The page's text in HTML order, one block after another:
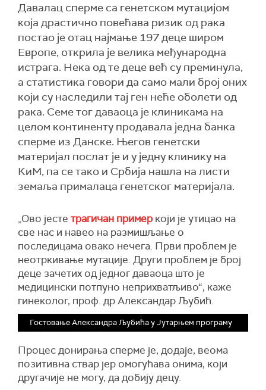
Давалац сперме са генетском мутацијом
која драстично повећава ризик од рака
постао је отац најмање 197 деце широм
Европе, открила је велика међународна
истрага. Нека од те деце већ су преминула,
а статистика говори да само мали број оних
који су наследили тај ген неће оболети од
рака. Семе тог даваоца је клиникама на
целом континенту продавала једна банка
сперме из Данске. Његов генетски
материјал послат је и у једну клинику на
КиМ, па се тако и Србија нашла на листи
земаља прималаца генетског материјала.
„Ово јесте трагичан примеркоји је утицао на
све нас и навео на размишљање о
последицама овако нечега. Први проблем је
неотркивање мутације. Други проблем је број
деце зачетих од једног даваоца што је
медицински потпуно неприхватљиво“, каже
гинеколог, проф. др Александар Љубић.
Гостовање Александра Љубића у Јутарњем програму
Процес донирања сперме је, додаје, веома
позитивна ствар јер омогућава онима, који
другачије не могу, да добију децу.